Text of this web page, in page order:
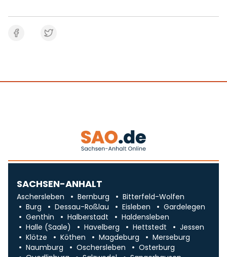
SACHSEN-ANHALT
Aschersleben Bernburg
Bitterfeld-Wolfen
Burg
Dessau-Roßlau Eisleben
Gardelegen
Genthin
Halberstadt
Haldensleben
Halle (Saale)
Havelberg Hettstedt
Jessen
Klötze
Köthen Magdeburg
Merseburg
Naumburg
Oschersleben
Osterburg